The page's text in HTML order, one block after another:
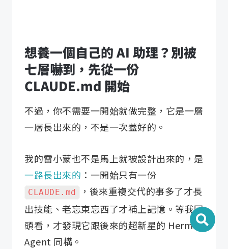
想養一個自己的 AI 助理？別被
七層嚇到，先從一份
CLAUDE.md 開始
不過，你不需要一開始就做完整，它是一層
一層長出來的，不是一次蓋好的。
我的雷小蒙也不是馬上就被設計出來的，是
一路長出來的 ：一開始只有一份
CLAUDE.md
，後來重複交代的事多了才長
出技能、老忘東忘西了才補上記憶。等我回
頭看，才發現它跟後來的超新星的 Hermes
Agent 同構。